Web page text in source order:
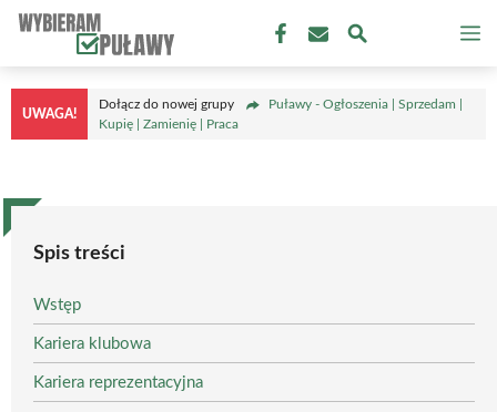
Przejdź
treści
UWAGA!
Dołącz do nowej grupy
Puławy - Ogłoszenia | Sprzedam |
Kupię | Zamienię | Praca
Spis treści
Wstęp
Kariera klubowa
Kariera reprezentacyjna